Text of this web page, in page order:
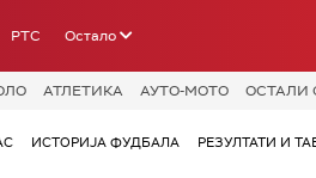
РТС Остало
АТЛЕТИКА АУТО-МОТО ОСТАЛИ
ИСТОРИЈА ФУДБАЛА РЕЗУЛТАТИ И